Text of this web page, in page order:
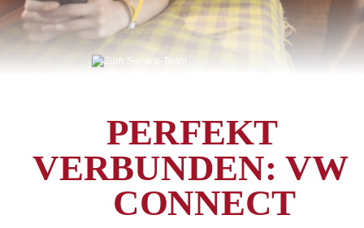
PERFEKT
VERBUNDEN: VW
CONNECT